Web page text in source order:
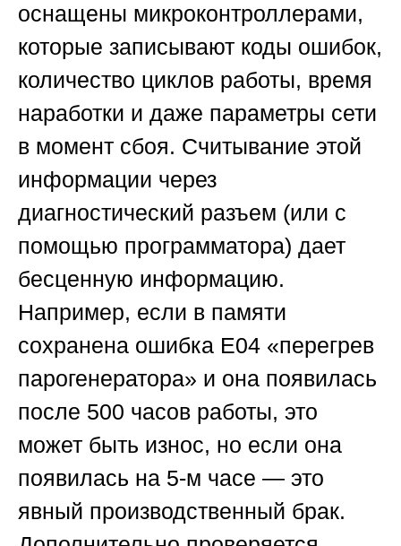
оснащены микроконтроллерами,
которые записывают коды ошибок,
количество циклов работы, время
наработки и даже параметры сети
в момент сбоя. Считывание этой
информации через
диагностический разъем (или с
помощью программатора) дает
бесценную информацию.
Например, если в памяти
сохранена ошибка E04 «перегрев
парогенератора» и она появилась
после 500 часов работы, это
может быть износ, но если она
появилась на 5-м часе — это
явный производственный брак.